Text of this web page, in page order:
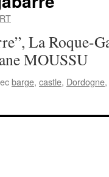
La Roque-
MOUSSU
barge, castle, Dordogne,